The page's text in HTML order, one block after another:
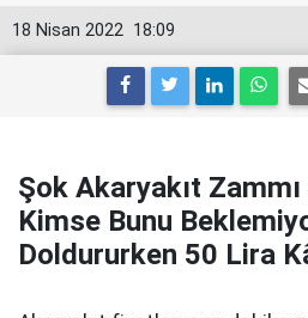
18:09
18 Nisan 2022
Şok Akaryakıt
Kimse Bunu
Doldururken 50 Lira